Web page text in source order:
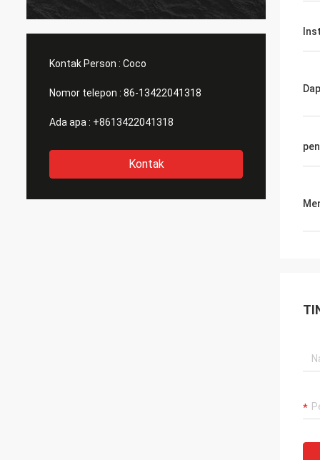
Kontak Person : Coco
Nomor telepon : 86-13422041318
Ada apa : +8613422041318
Kontak